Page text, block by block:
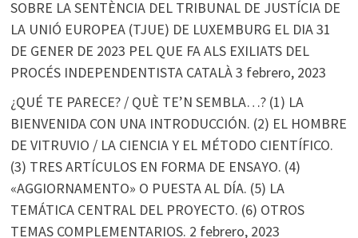
SOBRE LA SENTÈNCIA DEL TRIBUNAL DE JUSTÍCIA DE
LA UNIÓ EUROPEA (TJUE) DE LUXEMBURG EL DIA 31
DE GENER DE 2023 PEL QUE FA ALS EXILIATS DEL
PROCÉS INDEPENDENTISTA CATALÀ3 febrero, 2023
¿QUÉ TE PARECE? / QUÈ TE’N SEMBLA…? (1) LA
BIENVENIDA CON UNA INTRODUCCIÓN. (2) EL HOMBRE
DE VITRUVIO / LA CIENCIA Y EL MÉTODO CIENTÍFICO.
(3) TRES ARTÍCULOS EN FORMA DE ENSAYO. (4)
«AGGIORNAMENTO» O PUESTA AL DÍA. (5) LA
TEMÁTICA CENTRAL DEL PROYECTO. (6) OTROS
TEMAS COMPLEMENTARIOS. 2 febrero, 2023